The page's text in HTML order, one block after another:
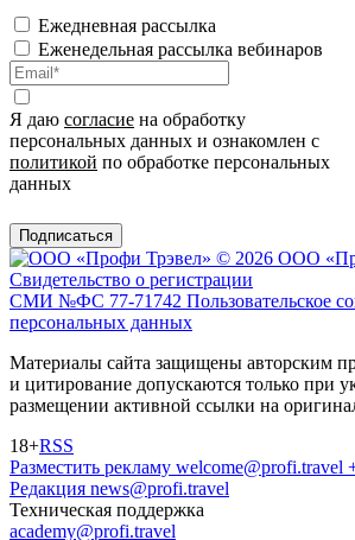
Ежедневная рассылка
Еженедельная рассылка вебинаров
Я даю согласие на обработку
персональных данных и ознакомлен с
политикой по обработке персональных
данных
Подписаться
© 2026 ООО
Свидетельство о регистрации
СМИ №ФС 77-71742 Пользовательское
персональных данных
Материалы сайта защищены авторским
и цитирование допускаются только при
размещении активной ссылки на
18+RSS
Разместить рекламу welcome@profi.travel
Редакция news@profi.travel
Техническая поддержка
academy@profi.travel